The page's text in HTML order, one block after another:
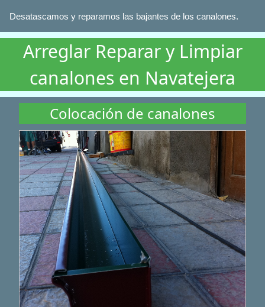
Desatascamos y reparamos las bajantes de los canalones.
Arreglar Reparar y Limpiar
canalones en Navatejera
Colocación de canalones